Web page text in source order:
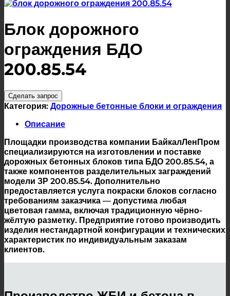
Блок дорожного
ограждения БДО
200.85.54
Сделать запрос
Категория: Дорожные бетонные блоки и ограждения
Описание
Площадки производства компании БайкалЛенПром
специализируются на изготовлении и поставке
дорожных бетонных блоков типа БДО 200.85.54, а
также компонентов разделительных заграждений
модели ЗР 200.85.54. Дополнительно
предоставляется услуга покраски блоков согласно
требованиям заказчика — допустима любая
цветовая гамма, включая традиционную чёрно-
жёлтую разметку. Предприятие готово производить
изделия нестандартной конфигурации и технических
характеристик по индивидуальным заказам
клиентов.